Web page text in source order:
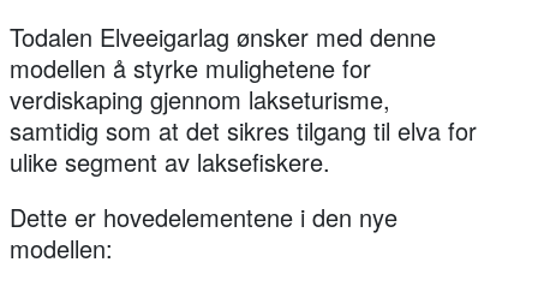
Todalen Elveeigarlag ønsker med denne
modellen å styrke mulighetene for
verdiskaping gjennom lakseturisme,
samtidig som at det sikres tilgang til elva for
ulike segment av laksefiskere.
Dette er hovedelementene i den nye
modellen: